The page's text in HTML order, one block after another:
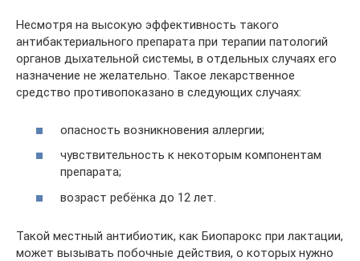
Несмотря на высокую эффективность такого
антибактериального препарата при терапии патологий
органов дыхательной системы, в отдельных случаях его
назначение не желательно. Такое лекарственное
средство противопоказано в следующих случаях:
опасность возникновения аллергии;
чувствительность к некоторым компонентам
препарата;
возраст ребёнка до 12 лет.
Такой местный антибиотик, как Биопарокс при лактации,
может вызывать побочные действия, о которых нужно